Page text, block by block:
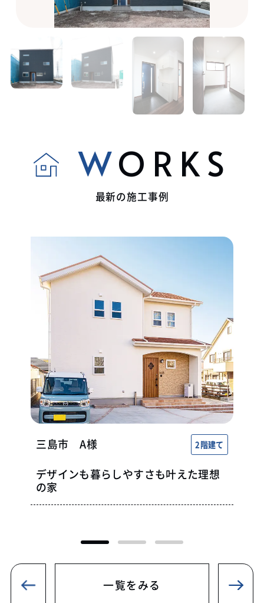
WORKS
最新の施工事例
三島市 A様 2階建て
デザインも暮らしやすさも叶えた理想
の家
一覧をみる